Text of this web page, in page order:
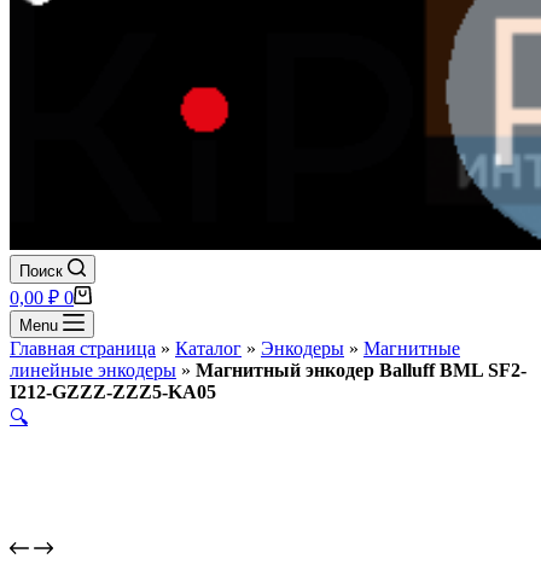
Поиск
Корзина
0,00 ₽ 0
Menu
Главная страница » Каталог » Энкодеры » Магнитные
линейные энкодеры » Магнитный энкодер Balluff BML SF2-
I212-GZZZ-ZZZ5-KA05
🔍